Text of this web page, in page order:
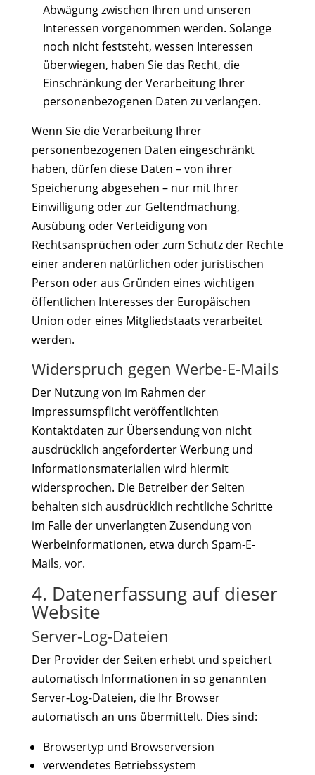
Abwägung zwischen Ihren und unseren
Interessen vorgenommen werden. Solange
noch nicht feststeht, wessen Interessen
überwiegen, haben Sie das Recht, die
Einschränkung der Verarbeitung Ihrer
personenbezogenen Daten zu verlangen.
Wenn Sie die Verarbeitung Ihrer
personenbezogenen Daten eingeschränkt
haben, dürfen diese Daten – von ihrer
Speicherung abgesehen – nur mit Ihrer
Einwilligung oder zur Geltendmachung,
Ausübung oder Verteidigung von
Rechtsansprüchen oder zum Schutz der Rechte
einer anderen natürlichen oder juristischen
Person oder aus Gründen eines wichtigen
öffentlichen Interesses der Europäischen
Union oder eines Mitgliedstaats verarbeitet
werden.
Widerspruch gegen Werbe-E-Mails
Der Nutzung von im Rahmen der
Impressumspflicht veröffentlichten
Kontaktdaten zur Übersendung von nicht
ausdrücklich angeforderter Werbung und
Informationsmaterialien wird hiermit
widersprochen. Die Betreiber der Seiten
behalten sich ausdrücklich rechtliche Schritte
im Falle der unverlangten Zusendung von
Werbeinformationen, etwa durch Spam-E-
Mails, vor.
4. Datenerfassung auf dieser
Website
Server-Log-Dateien
Der Provider der Seiten erhebt und speichert
automatisch Informationen in so genannten
Server-Log-Dateien, die Ihr Browser
automatisch an uns übermittelt. Dies sind:
Browsertyp und Browserversion
verwendetes Betriebssystem